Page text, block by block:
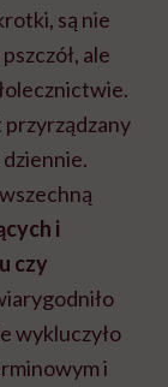
są nie
ale
przyrządzany
i
czy
wykluczyło
i